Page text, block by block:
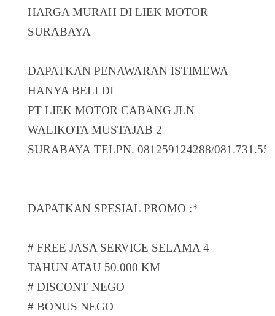
HARGA MURAH DI LIEK MOTOR
SURABAYA
DAPATKAN PENAWARAN ISTIMEWA
HANYA BELI DI
PT LIEK MOTOR CABANG JLN
WALIKOTA MUSTAJAB 2
SURABAYA TELPN. 081259124288/
DAPATKAN SPESIAL PROMO :*
# FREE JASA SERVICE SELAMA 4
TAHUN ATAU 50.000 KM
# DISCONT NEGO
# BONUS NEGO